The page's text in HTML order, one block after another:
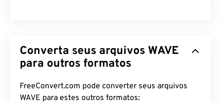
Converta seus arquivos WAVE
para outros formatos
FreeConvert.com pode converter seus arquivos
WAVE para estes outros formatos: